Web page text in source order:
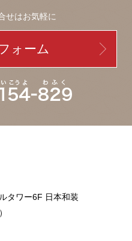
せはお気軽に
ォーム
タワー6F 日本和装